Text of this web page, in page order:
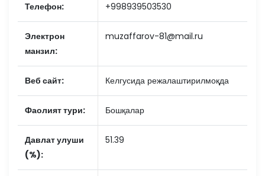
Телефон: +998939503530
Электрон
манзил:
muzaffarov-81@mail.ru
Веб сайт: Келгусида режалаштирилмоқда
Фаолият тури: Бошқалар
Давлат улуши
(%):
51.39